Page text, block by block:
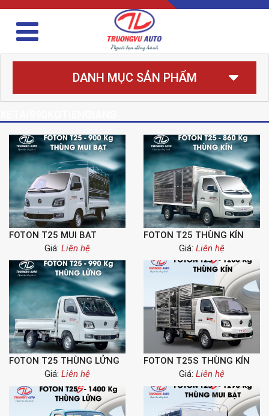
DANH MỤC SẢN PHẨM
FOTON T25 MUI BẠT
Giá: Liên hệ
FOTON T25 THÙNG KÍN
Giá: Liên hệ
FOTON T25 THÙNG LỬNG
Giá: Liên hệ
FOTON T25S THÙNG KÍN
Giá: Liên hệ